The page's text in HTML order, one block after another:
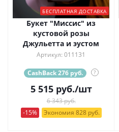
БЕСПЛАТНАЯ ДОСТАВКА
Букет "Миссис" из
кустовой розы
Джульетта и эустом
Артикул: 011131
CashBack 276 руб. ?
5 515руб./шт
6 343 руб.
-15%
Экономия 828 руб.